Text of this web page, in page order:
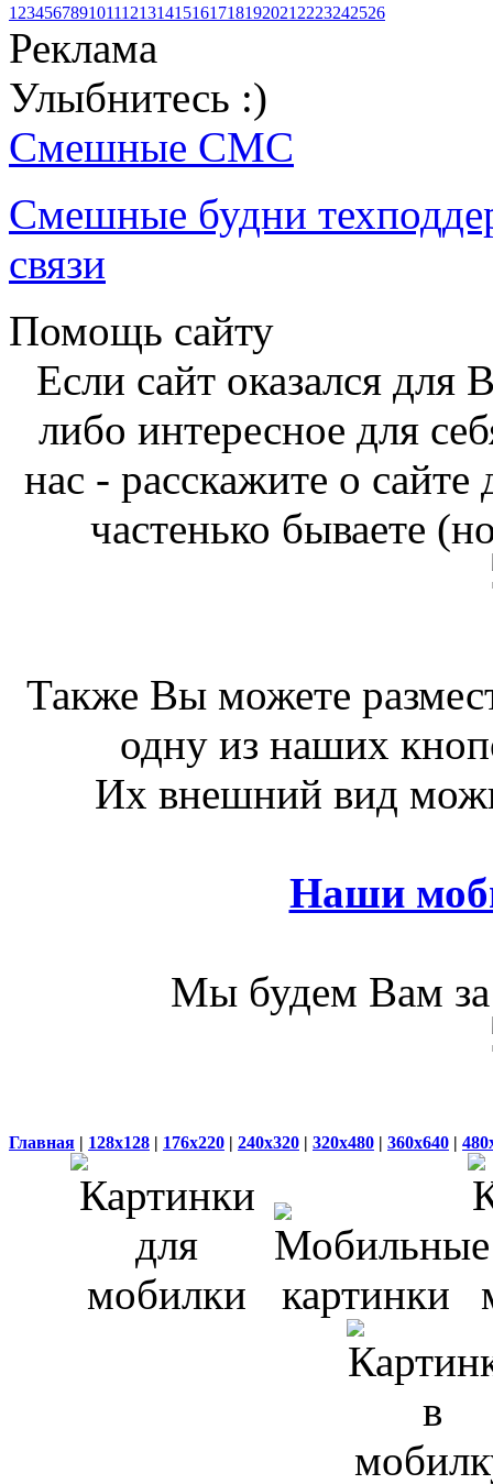
1 23456789101112131415161718192021 2223242526
Реклама
Улыбнитесь :)
Смешные СМС
Смешные будни
связи
Помощь сайту
Если сайт оказался
либо интересное для
нас - расскажите о
частенько бываете
Также Вы можете
одну из наших
Их внешний вид
Наши
Мы будем Вам за
Главная | 128x128 | 176x220 | 240x320 | 320x480 | 360x640 |